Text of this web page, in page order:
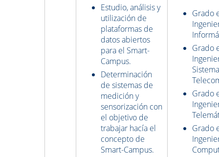
Estudio, análisis y
utilización de
plataformas de
datos abiertos
para el Smart-
Campus.
Determinación
de sistemas de
medición y
sensorización con
el objetivo de
trabajar hacía el
concepto de
Smart-Campus.
Grado
Grado
Grado
Grado